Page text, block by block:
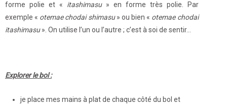
forme polie et « itashimasu » en forme très polie. Par
exemple « otemae chodai shimasu» ou bien « otemae chodai
itashimasu». On utilise l’un ou l’autre ; c’est à soi de sentir…
Explorer le bol :
je place mes mains à plat de chaque côté du bol et